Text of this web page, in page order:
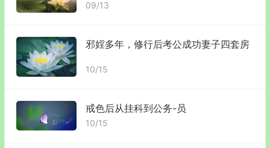
09/13
邪婬多年，修行后考公成功妻子四套房
10/15
戒色后从挂科到公务-员
10/15